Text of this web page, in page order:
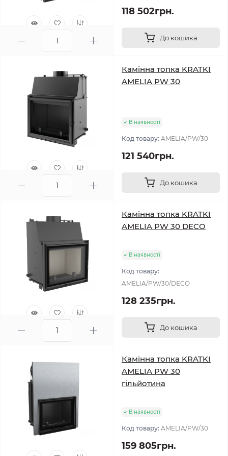
118 502грн.
До кошика
Камінна топка KRATKI
AMELIA PW 30
В наявності
Код товару: AMELIA/PW/30
121 540грн.
До кошика
Камінна топка KRATKI
AMELIA PW 30 DECO
В наявності
Код товару:
AMELIA/PW/30/DECO
128 235грн.
До кошика
Камінна топка KRATKI
AMELIA PW 30
гільйотина
В наявності
Код товару: AMELIA/PW/30
159 805грн.